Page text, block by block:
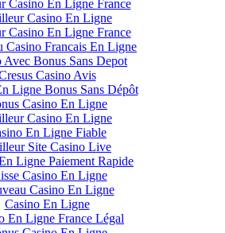
Casino En Ligne France
Casino En Ligne
Casino En Ligne France
Casino Francais En Ligne
Avec Bonus Sans Depot
Casino Avis
Ligne Bonus Sans Dépôt
Casino En Ligne
Casino En Ligne
En Ligne Fiable
Site Casino Live
Ligne Paiement Rapide
Casino En Ligne
Casino En Ligne
Casino En Ligne
En Ligne France Légal